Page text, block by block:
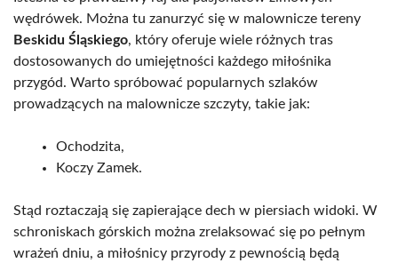
wędrówek. Można tu zanurzyć się w malownicze tereny
Beskidu Śląskiego, który oferuje wiele różnych tras
dostosowanych do umiejętności każdego miłośnika
przygód. Warto spróbować popularnych szlaków
prowadzących na malownicze szczyty, takie jak:
Ochodzita,
Koczy Zamek.
Stąd roztaczają się zapierające dech w piersiach widoki. W
schroniskach górskich można zrelaksować się po pełnym
wrażeń dniu, a miłośnicy przyrody z pewnością będą